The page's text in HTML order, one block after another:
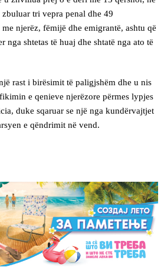
tri vepra penal dhe 49
njerëz, fëmijë dhe emigrantë, ashtu që
shtetas të huaj dhe shtatë nga ato të
rast i birësimit të paligjshëm dhe u nis
e qenieve njerëzore përmes lypjes
duke sqaruar se një nga kundërvajtjet
e qëndrimit në vend.